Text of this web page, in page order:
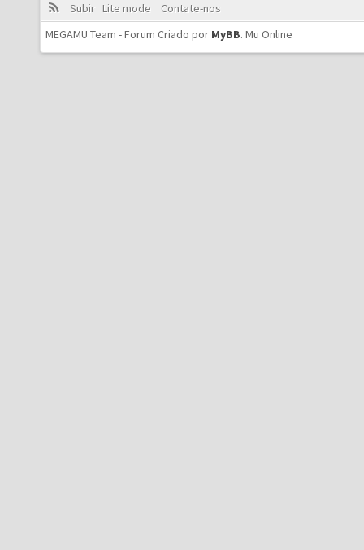
Subir Lite mode
Contate-nos
MEGAMU Team - Forum Criado por MyBB. Mu Online